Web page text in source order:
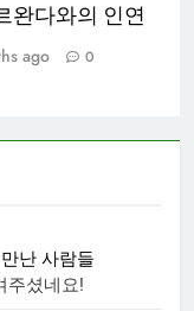
완다와의 인연
ago 0
난 사람들
주셨네요!